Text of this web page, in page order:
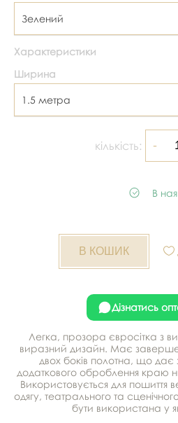
Зелений
Характеристики
Ширина
1.5 метра
кількість:
В
Дізнатись
Легка, прозора євросітка з
виразний дизайн. Має
двох боків полотна, що дає
додаткового оброблення краю
Використовується для пошиття
одягу, театрального та
бути використана у